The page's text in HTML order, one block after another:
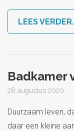
LEES
Badkamer
28 augustus 2020
Duurzaam leven,
daar een kleine